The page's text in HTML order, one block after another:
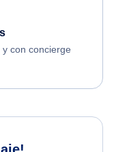
con concierge